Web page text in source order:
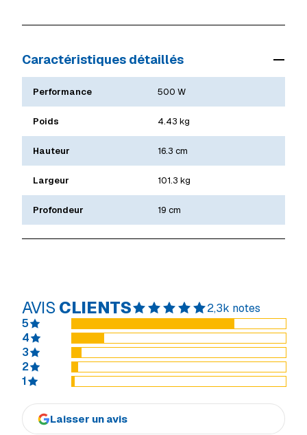
Caractéristiques détaillés
Performance 500 W
Poids 4.43 kg
Hauteur 16.3 cm
Largeur 101.3 kg
Profondeur 19 cm
AVIS CLIENTS
2,3k notes
5
4
3
2
1
Laisser un avis